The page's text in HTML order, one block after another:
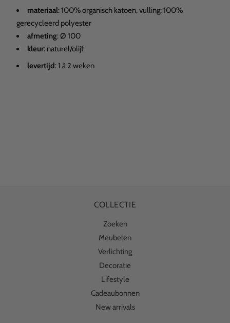
materiaal: 100% organisch katoen, vulling: 100%
gerecycleerd polyester
afmeting:Ø 100
kleur: naturel/olijf
levertijd: 1 à 2 weken
COLLECTIE
Zoeken
Meubelen
Verlichting
Decoratie
Lifestyle
Cadeaubonnen
New arrivals